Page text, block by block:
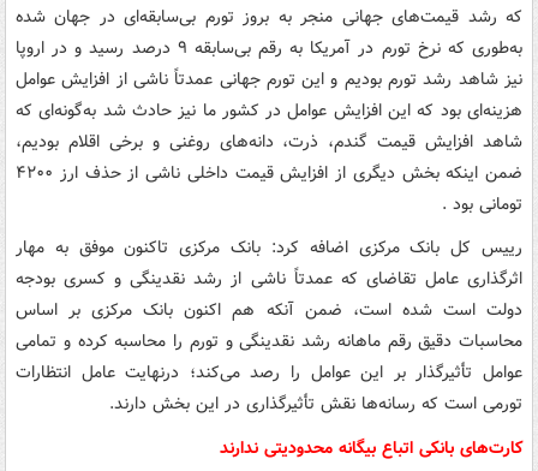
که رشد قیمت‌های جهانی منجر به بروز تورم بی‌سابقه‌ای در جهان شده
به‌طوری که نرخ تورم در آمریکا به رقم بی‌سابقه ۹ درصد رسید و در اروپا
نیز شاهد رشد تورم بودیم و این تورم جهانی عمدتاً ناشی از افزایش عوامل
هزینه‌ای بود که این افزایش عوامل در کشور ما نیز حادث شد به‌گونه‌ای که
شاهد افزایش قیمت گندم، ذرت، دانه‌های روغنی و برخی اقلام بودیم،
ضمن اینکه بخش دیگری از افزایش قیمت داخلی ناشی از حذف ارز ۴۲۰۰
تومانی بود .
رییس کل بانک مرکزی اضافه کرد: بانک مرکزی تاکنون موفق به مهار
اثرگذاری عامل تقاضای که عمدتاً ناشی از رشد نقدینگی و کسری بودجه
دولت است شده است، ضمن آنکه هم اکنون بانک مرکزی بر اساس
محاسبات دقیق رقم ماهانه رشد نقدینگی و تورم را محاسبه کرده و تمامی
عوامل تأثیرگذار بر این عوامل را رصد می‌کند؛ درنهایت عامل انتظارات
تورمی است که رسانه‌ها نقش تأثیرگذاری در این بخش دارند.
کارت‌های بانکی اتباع بیگانه محدودیتی ندارند